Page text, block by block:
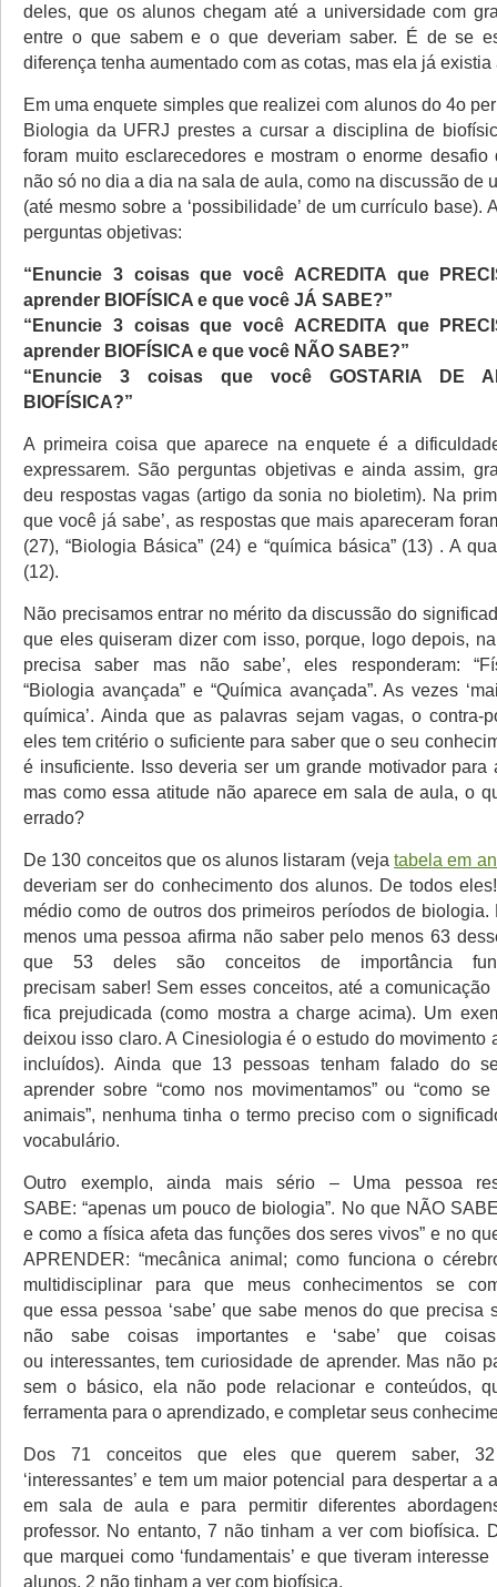
deles, que os alunos chegam até a universidade com
entre o que sabem e o que deveriam saber. É de se
diferença tenha aumentado com as cotas, mas ela já existia
Em uma enquete simples que realizei com alunos do 4o
Biologia da UFRJ prestes a cursar a disciplina de
foram muito esclarecedores e mostram o enorme desafio
não só no dia a dia na sala de aula, como na discussão de
(até mesmo sobre a ‘possibilidade’ de um currículo base).
perguntas objetivas:
“Enuncie 3 coisas que você ACREDITA que
aprender BIOFÍSICA e que você JÁ SABE?”
“Enuncie 3 coisas que você ACREDITA que
aprender BIOFÍSICA e que você NÃO SABE?”
“Enuncie 3 coisas que você GOSTARIA DE
BIOFÍSICA?”
A primeira coisa que aparece na enquete é a
expressarem. São perguntas objetivas e ainda assim,
deu respostas vagas (artigo da sonia no bioletim). Na
que você já sabe’, as respostas que mais apareceram
(27), “Biologia Básica” (24) e “química básica” (13) . A
(12).
Não precisamos entrar no mérito da discussão do
que eles quiseram dizer com isso, porque, logo depois,
precisa saber mas não sabe’, eles responderam:
“Biologia avançada” e “Química avançada”. As vezes
química’. Ainda que as palavras sejam vagas, o contra-
eles tem critério o suficiente para saber que o seu
é insuficiente. Isso deveria ser um grande motivador para
mas como essa atitude não aparece em sala de aula, o
errado?
De 130 conceitos que os alunos listaram (vejatabela em
deveriam ser do conhecimento dos alunos. De todos
médio como de outros dos primeiros períodos de biologia.
menos uma pessoa afirma não saber pelo menos 63
que 53 deles são conceitos de importância
precisam saber! Sem esses conceitos, até a
fica prejudicada (como mostra a charge acima). Um
deixou isso claro. A Cinesiologia é o estudo do movimento
incluídos). Ainda que 13 pessoas tenham falado do
aprender sobre “como nos movimentamos” ou “como
animais”, nenhuma tinha o termo preciso com o
vocabulário.
Outro exemplo, ainda mais sério – Uma pessoa
SABE: “apenas um pouco de biologia”. No que NÃO
e como a física afeta das funções dos seres vivos” e no
APRENDER: “mecânica animal; como funciona o
multidisciplinar para que meus conhecimentos se
que essa pessoa ‘sabe’ que sabe menos do que precisa
não sabe coisas importantes e ‘sabe’ que
ou interessantes, tem curiosidade de aprender. Mas não
sem o básico, ela não pode relacionar e conteúdos,
ferramenta para o aprendizado, e completar seus
Dos 71 conceitos que eles que querem saber,
‘interessantes’ e tem um maior potencial para despertar a
em sala de aula e para permitir diferentes
professor. No entanto, 7 não tinham a ver com biofísica.
que marquei como ‘fundamentais’ e que tiveram
alunos, 2 não tinham a ver com biofísica.